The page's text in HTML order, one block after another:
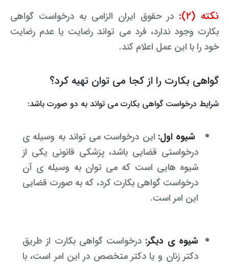
اهانت به مقدسات مذهبی
اهانت شدید به مقدسات (ساب النبی)
استفاده حمل نگهداری تعمیر ماهواره
مجازات حمل اسلحه بدون مجوز
تبانی در معاملات دولتی
اعاده دادرسی در دعوی حقوقی (مالی)
مشاوره رایگان با وکیل مواد مخدر
شکایت از آلودگی صوتی
وکیل کیفری آنلاین
مشاوره حقوقی تخریب
چگونه طلاق بخواهیم؟
وکیل طلاق مشاوره رایگاننکته (۲):
در حقوق ایران الزامی به درخواست گواهی
بکارت وجود ندارد، فرد می تواند رضایت یا عدم رضایت
خود را با این عمل اعلام کند.
گواهی بکارت را از کجا می توان تهیه کرد؟
شرایط درخواست گواهی بکارت می تواند به دو صورت باشد:
شیوه اول: این درخواست می تواند به وسیله ی
درخواستی قضایی باشد، پزشکی قانونی یکی از
شیوه هایی است که می توان به وسیله ی آن
درخواست گواهی بکارت کرد، که به صورت قضایی
این امر است.
شیوه ی دیگر: درخواست گواهی بکارت از طریق
دکتر زنان و یا دکتر متخصص در این امر است، با